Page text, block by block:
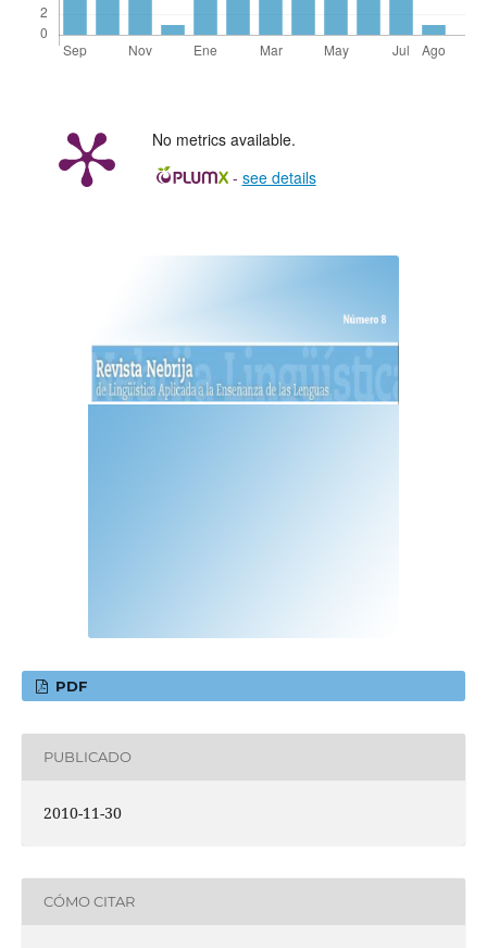
No metrics available.
- see details
PDF
PUBLICADO
2010-11-30
CÓMO CITAR